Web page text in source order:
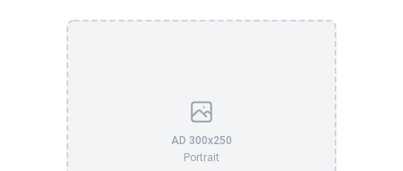
AD 300x250
Portrait